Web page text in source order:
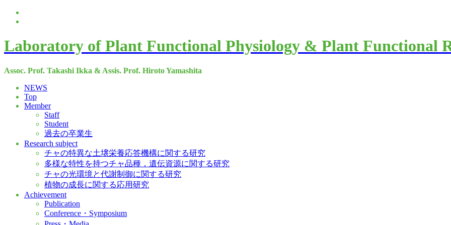
Laboratory of Plant Functional Physiology & Plant Functional
Assoc. Prof. Takashi Ikka & Assis. Prof. Hiroto Yamashita
NEWS
Top
Member
Staff
Student
過去の卒業生
Research subject
チャの特異な土壌栄養応答機構に関する研究
多様な特性を持つチャ品種，遺伝資源に関する研究
チャの光環境と代謝制御に関する研究
植物の成長に関する応用研究
Achievement
Publication
Conference・Symposium